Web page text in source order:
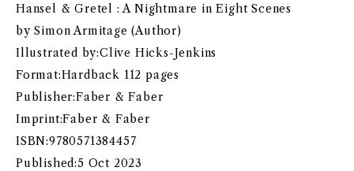
Hansel & Gretel : A Nightmare in Eight Scenes
by Simon Armitage (Author)
Illustrated by:Clive Hicks-Jenkins
Format:Hardback 112 pages
Publisher:Faber & Faber
Imprint:Faber & Faber
ISBN:9780571384457
Published:5 Oct 2023